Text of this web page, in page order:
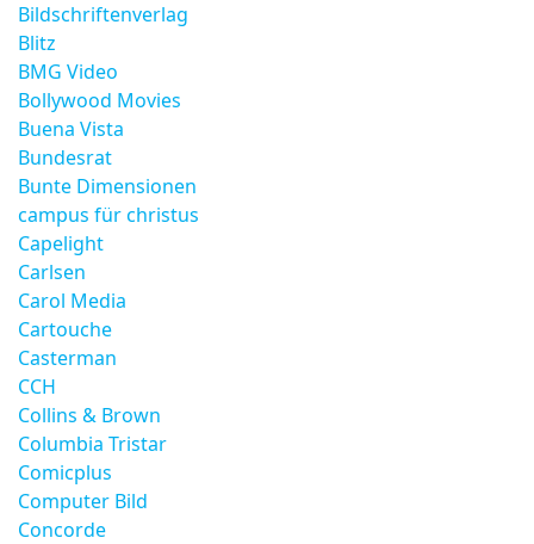
Bildschriftenverlag
Blitz
BMG Video
Bollywood Movies
Buena Vista
Bundesrat
Bunte Dimensionen
campus für christus
Capelight
Carlsen
Carol Media
Cartouche
Casterman
CCH
Collins & Brown
Columbia Tristar
Comicplus
Computer Bild
Concorde